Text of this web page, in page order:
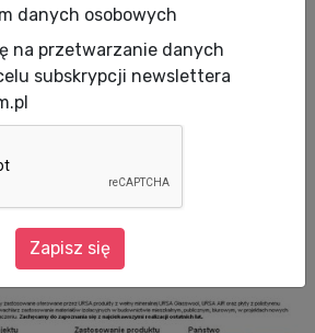
bazę obiektów
w której znajdują się
danych osobowych
na przetwarzanie danych
subskrypcji newslettera
Zapisz się